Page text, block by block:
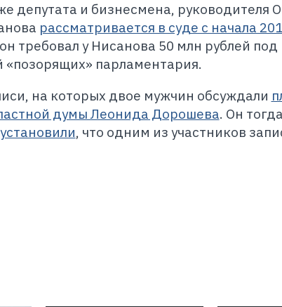
депутата и бизнесмена, руководителя
рассматривается в суде с начала
требовал у Нисанова 50 млн рублей под
«позорящих» парламентария.
на которых двое мужчин обсуждали
думы Леонида Дорошева. Он тогда
установили, что одним из участников